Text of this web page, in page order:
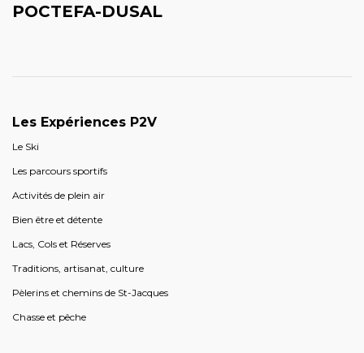
POCTEFA-DUSAL
Les Expériences P2V
Le Ski
Les parcours sportifs
Activités de plein air
Bien être et détente
Lacs, Cols et Réserves
Traditions, artisanat, culture
Pèlerins et chemins de St-Jacques
Chasse et pêche